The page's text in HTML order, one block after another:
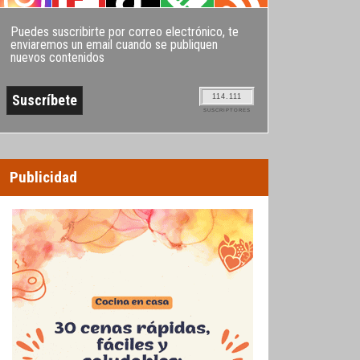
Puedes suscribirte por correo electrónico, te
enviaremos un email cuando se publiquen
nuevos contenidos
114.111
SUSCRIPTORES
Publicidad